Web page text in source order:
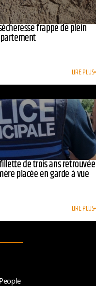
frappe de plein
LIRE PLUS
de trois ans retrouvée
placée en garde à vue
LIRE PLUS